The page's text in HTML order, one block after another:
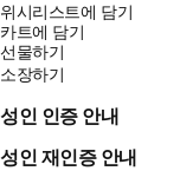
위시리스트에 담기
카트에 담기
선물하기
소장하기
성인 인증 안내
성인 재인증 안내